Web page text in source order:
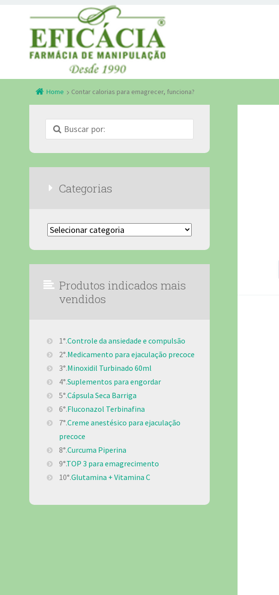
Home Contar calorias para emagrecer, funciona?
Categorias
Categorias
Produtos indicados mais
vendidos
1°.Controle da ansiedade e compulsão
2°.Medicamento para ejaculação precoce
3°.Minoxidil Turbinado 60ml
4°.Suplementos para engordar
5°.Cápsula Seca Barriga
6°.Fluconazol Terbinafina
7°.Creme anestésico para ejaculação
precoce
8°.Curcuma Piperina
9°.TOP 3 para emagrecimento
10°.Glutamina + Vitamina C